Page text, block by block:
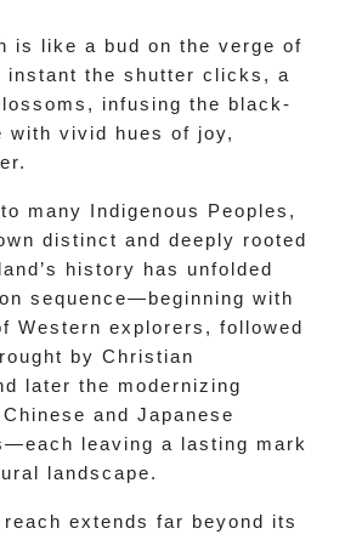
is like a bud on the verge of
instant the shutter clicks, a
infusing the black-
with vivid hues of joy,
many Indigenous Peoples,
distinct and deeply rooted
history has unfolded
sequence—beginning with
Western explorers, followed
by Christian
later the modernizing
and Japanese
leaving a lasting mark
landscape.
reach extends far beyond its